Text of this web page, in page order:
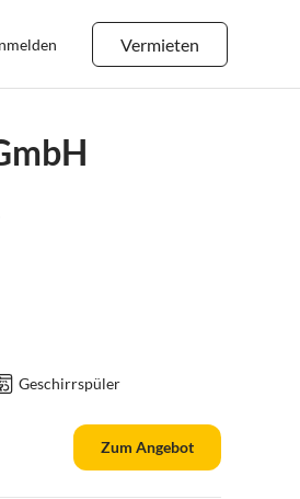
Vermieten
Geschirrspüler
Zum Angebot